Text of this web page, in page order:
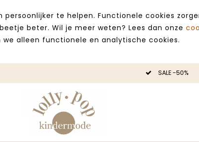
te helpen. Functionele cookies
beter. Wil je meer weten? Lees dan onze
we alleen functionele en analytische cookies.
SALE -50%